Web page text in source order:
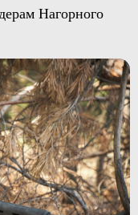
Нагорного